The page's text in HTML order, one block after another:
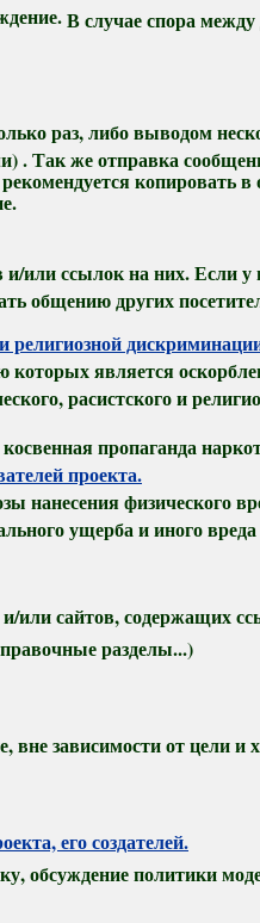
В случае спора
раз, либо выводом
. Так же отправка
ссылок на них. Если
общению других
религиозной
является
расистского и
пропаганда
проекта.
физического
ущерба и иного
сайтов, содержащих
разделы...)
зависимости от цели
его создателей.
политики